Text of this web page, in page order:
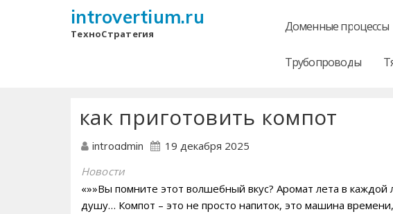
introvertium.ru
ТехноСтратегия
Доменные процессы
Трубопроводы
как приготовить компот
introadmin 19 декабря 2025
Новости
«»»Вы помните этот волшебный вкус? Аромат лета в
душу… Компот – это не просто напиток, это машина